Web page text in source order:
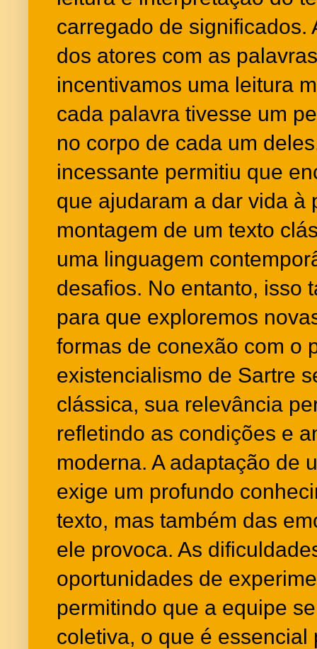
carregado de significados.
dos atores com as
incentivamos uma leitura
cada palavra tivesse um
no corpo de cada um
incessante permitiu que
que ajudaram a dar vida à
montagem de um texto
uma linguagem
desafios. No entanto, isso
para que exploremos
formas de conexão com o
existencialismo de Sartre
clássica, sua relevância
refletindo as condições e
moderna. A adaptação de
exige um profundo
texto, mas também das
ele provoca. As
oportunidades de
permitindo que a equipe
coletiva, o que é essencial